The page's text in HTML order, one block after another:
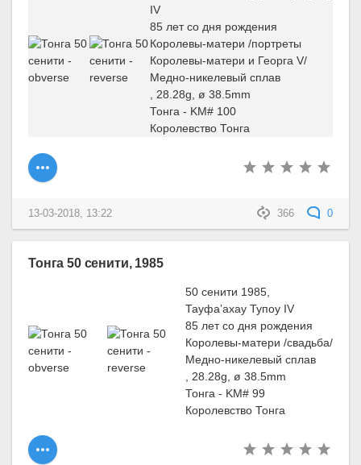
IV
85 лет со дня рождения
Королевы-матери /портреты
Королевы-матери и Георга V/
Медно-никелевый сплав
, 28.28g, ø 38.5mm
Тонга - KM# 100
Королевство Тонга
366 0
13-03-2018, 13:22
Тонга 50 сенити, 1985
50 сенити 1985,
Тауфа’ахау Тупоу IV
85 лет со дня рождения
Королевы-матери /свадьба/
Медно-никелевый сплав
, 28.28g, ø 38.5mm
Тонга - KM# 99
Королевство Тонга